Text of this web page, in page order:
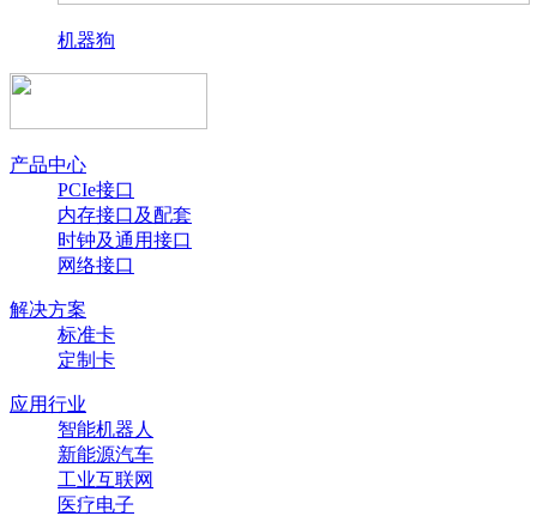
机器狗
产品中心
PCIe接口
内存接口及配套
时钟及通用接口
网络接口
解决方案
标准卡
定制卡
应用行业
智能机器人
新能源汽车
工业互联网
医疗电子